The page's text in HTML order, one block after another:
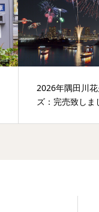
2026年隅田川
ズ：完売致しま